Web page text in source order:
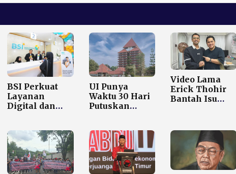
BSI Perkuat
Layanan
Digital dan
untuk Dukung
Pelunasan Haji
Tahap I
UI Punya
Waktu 30 Hari
Putuskan
Pelaku
Kekerasan
Seksual di FH
UI
Video Lama
Erick Thohir
Bantah Isu
Ahmad Viral
Lagi Pasca
Candaan
Pandji